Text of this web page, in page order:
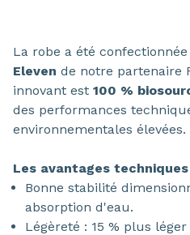
La robe a été
Eleven de notre partenaire
innovant est 100 %
des performances
environnementales élevées.
Les avantages techniques
Bonne stabilité
absorption d'eau.
Légèreté : 15 % plus